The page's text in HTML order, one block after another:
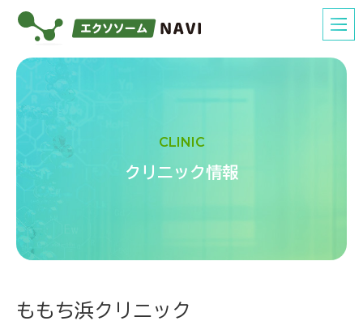
CLINIC
クリニック情報
ももち浜クリニック